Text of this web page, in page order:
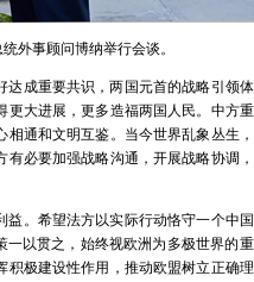
外事顾问博纳举行会谈。
成重要共识，两国元首的战略引领
大进展，更多造福两国人民。中方
通和文明互鉴。当今世界乱象丛生
必要加强战略沟通，开展战略协调
。希望法方以实际行动恪守一个中
以贯之，始终视欧洲为多极世界的
极建设性作用，推动欧盟树立正确